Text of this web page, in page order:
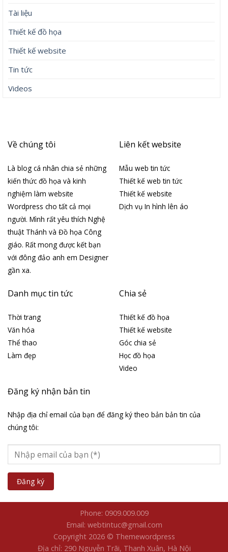
Tài liệu
Thiết kế đồ họa
Thiết kế website
Tin tức
Videos
Về chúng tôi
Là blog cá nhân chia sẻ những
kiến thức đồ họa và kinh
nghiệm làm website
Wordpress cho tất cả mọi
người. Mình rất yêu thích Nghệ
thuật Thánh và Đồ họa Công
giáo. Rất mong được kết bạn
với đông đảo anh em Designer
gần xa.
Liên kết website
Mẫu web tin tức
Thiết kế web tin tức
Thiết kế website
Dịch vụ In hình lên áo
Danh mục tin tức
Thời trang
Văn hóa
Thể thao
Làm đẹp
Chia sẻ
Thiết kế đồ họa
Thiết kế website
Góc chia sẻ
Học đồ họa
Video
Đăng ký nhận bản tin
Nhập địa chỉ email của bạn để đăng ký theo bản bản tin của
chúng tôi:
Phone: 0909.009.009
Email: webtintuc@gmail.com
Copyright 2026 © Themewordpress
Địa chỉ: 290 Nguyễn Trãi, Thanh Xuân, Hà Nội